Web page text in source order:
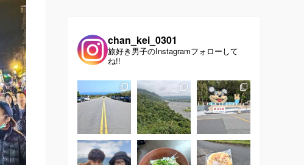
chan_kei_0301
旅好き男子のInstagramフォローして
ね!!